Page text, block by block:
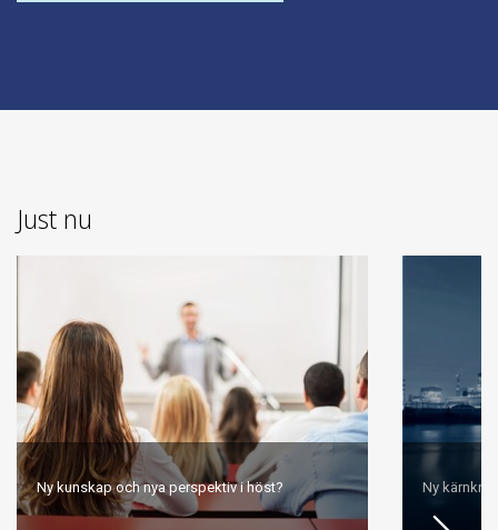
Just nu
Ny kunskap och nya perspektiv i höst? Ny